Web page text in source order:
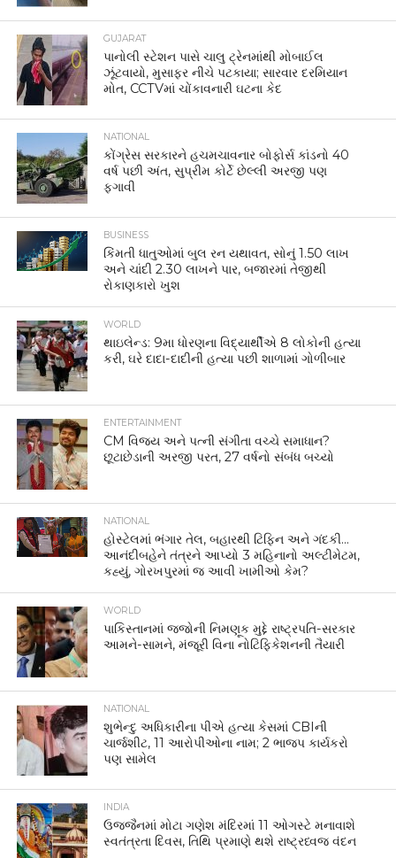
GUJARAT
પાનોલી સ્ટેશન પાસે ચાલુ ટ્રેનમાંથી મોબાઈલ
ઝૂંટવાયો, મુસાફર નીચે પટકાયા; સારવાર દરમિયાન
મોત, CCTVમાં ચોંકાવનારી ઘટના કેદ
NATIONAL
કોંગ્રેસ સરકારને હચમચાવનાર બોફોર્સ કાંડનો 40
વર્ષ પછી અંત, સુપ્રીમ કોર્ટે છેલ્લી અરજી પણ
ફગાવી
BUSINESS
કિંમતી ધાતુઓમાં બુલ રન યથાવત, સોનું 1.50 લાખ
અને ચાંદી 2.30 લાખને પાર, બજારમાં તેજીથી
રોકાણકારો ખુશ
WORLD
થાઇલેન્ડ: 9મા ધોરણના વિદ્યાર્થીએ 8 લોકોની હત્યા
કરી, ઘરે દાદા-દાદીની હત્યા પછી શાળામાં ગોળીબાર
ENTERTAINMENT
CM વિજય અને પત્ની સંગીતા વચ્ચે સમાધાન?
છૂટાછેડાની અરજી પરત, 27 વર્ષનો સંબંધ બચ્યો
NATIONAL
હોસ્ટેલમાં ભંગાર તેલ, બહારથી ટિફિન અને ગંદકી…
આનંદીબહેને તંત્રને આપ્યો 3 મહિનાનો અલ્ટીમેટમ,
કહ્યું, ગોરખપુરમાં જ આવી ખામીઓ કેમ?
WORLD
પાકિસ્તાનમાં જજોની નિમણૂક મુદ્દે રાષ્ટ્રપતિ-સરકાર
આમને-સામને, મંજૂરી વિના નોટિફિકેશનની તૈયારી
NATIONAL
શુભેન્દુ અધિકારીના પીએ હત્યા કેસમાં CBIની
ચાર્જશીટ, 11 આરોપીઓના નામ; 2 ભાજપ કાર્યકરો
પણ સામેલ
INDIA
ઉજ્જૈનમાં મોટા ગણેશ મંદિરમાં 11 ઓગસ્ટે મનાવાશે
સ્વતંત્રતા દિવસ, તિથિ પ્રમાણે થશે રાષ્ટ્રધ્વજ વંદન